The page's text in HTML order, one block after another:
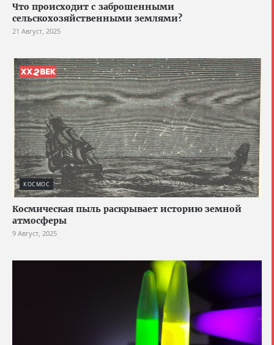
Что происходит с заброшенными
сельскохозяйственными землями?
21 Август, 2025
КОСМОС
Космическая пыль раскрывает историю земной
атмосферы
9 Август, 2025